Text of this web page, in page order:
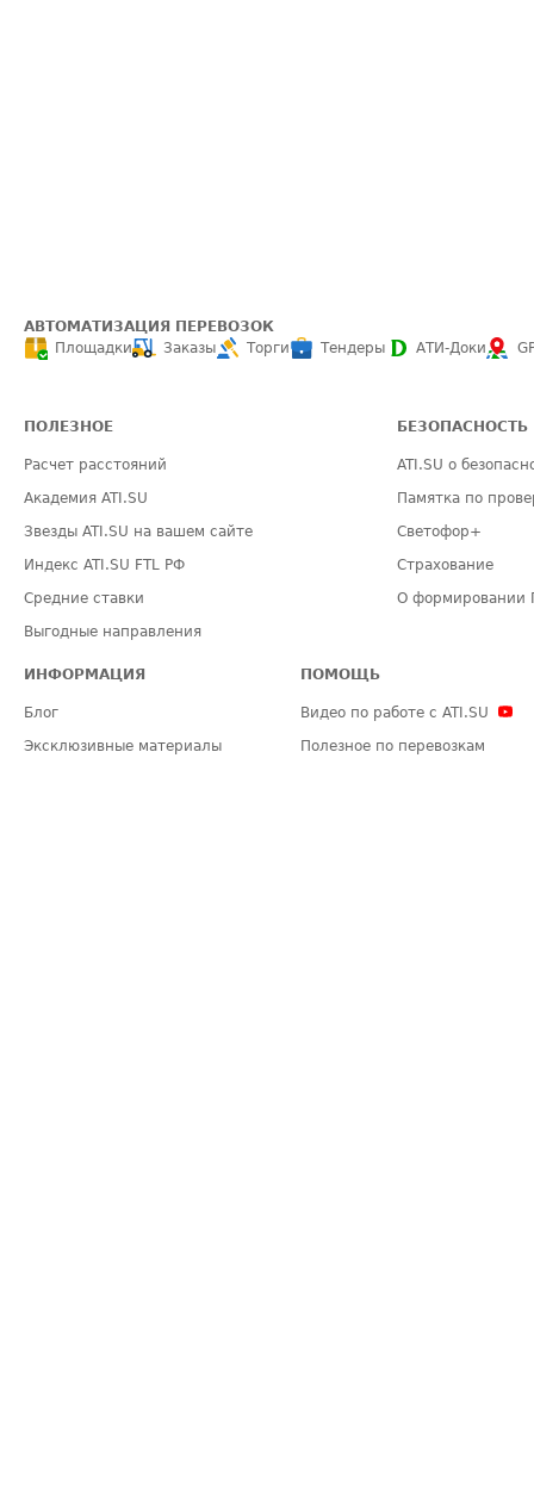
АВТОМАТИЗАЦИЯ ПЕРЕВОЗОК
Площадки
Заказы Торги Тендеры АТИ-Доки
ПОЛЕЗНОЕ
Расчет расстояний
Академия ATI.SU
Звезды ATI.SU на вашем сайте
Индекс ATI.SU FTL РФ
Средние ставки
Выгодные направления
БЕЗОПАСНОСТЬ
ATI.SU о
Памятка по
Светофор+
Страхование
О формировании
ИНФОРМАЦИЯ
Блог
Эксклюзивные материалы
ПОМОЩЬ
Видео по работе с ATI.SU
Полезное по перевозкам